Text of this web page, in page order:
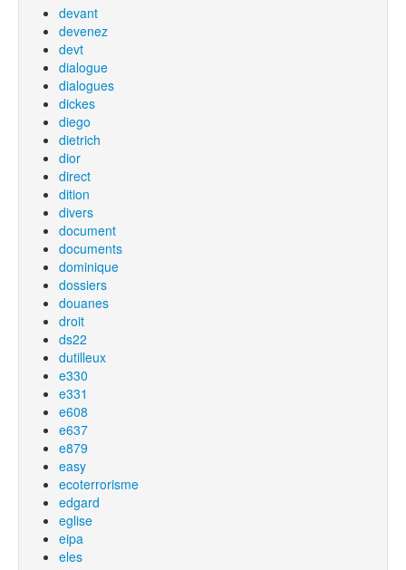
devant
devenez
devt
dialogue
dialogues
dickes
diego
dietrich
dior
direct
dition
divers
document
documents
dominique
dossiers
douanes
droit
ds22
dutilleux
e330
e331
e608
e637
e879
easy
ecoterrorisme
edgard
eglise
eipa
eles